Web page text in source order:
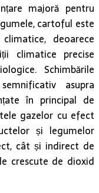
majoră pentru
cartoful este
deoarece
climatice precise
Schimbările
asupra
în principal de
gazelor cu efect
și legumelor
cât și indirect de
crescute de dioxid